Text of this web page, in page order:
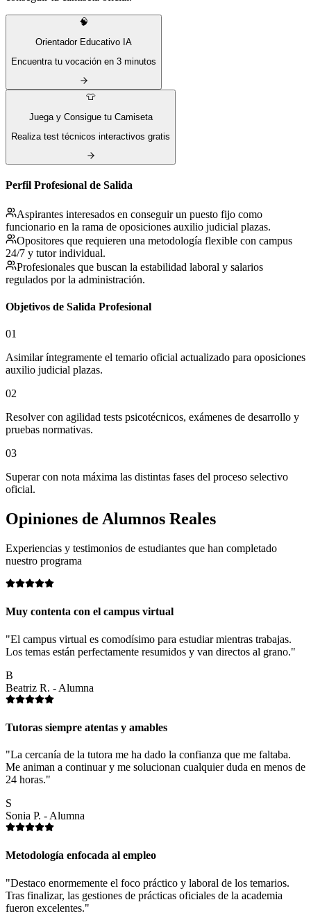
🧠
Orientador Educativo IA
Encuentra tu vocación en 3 minutos
👕
Juega y Consigue tu Camiseta
Realiza test técnicos interactivos gratis
Perfil Profesional de Salida
Aspirantes interesados en conseguir un puesto fijo como
funcionario en la rama de oposiciones auxilio judicial plazas.
Opositores que requieren una metodología flexible con campus
24/7 y tutor individual.
Profesionales que buscan la estabilidad laboral y salarios
regulados por la administración.
Objetivos de Salida Profesional
01
Asimilar íntegramente el temario oficial actualizado para oposiciones
auxilio judicial plazas.
02
Resolver con agilidad tests psicotécnicos, exámenes de desarrollo y
pruebas normativas.
03
Superar con nota máxima las distintas fases del proceso selectivo
oficial.
Opiniones de Alumnos Reales
Experiencias y testimonios de estudiantes que han completado
nuestro programa
Muy contenta con el campus virtual
"El campus virtual es comodísimo para estudiar mientras trabajas.
Los temas están perfectamente resumidos y van directos al grano."
B
Beatriz R. - Alumna
Tutoras siempre atentas y amables
"La cercanía de la tutora me ha dado la confianza que me faltaba.
Me animan a continuar y me solucionan cualquier duda en menos de
24 horas."
S
Sonia P. - Alumna
Metodología enfocada al empleo
"Destaco enormemente el foco práctico y laboral de los temarios.
Tras finalizar, las gestiones de prácticas oficiales de la academia
fueron excelentes."